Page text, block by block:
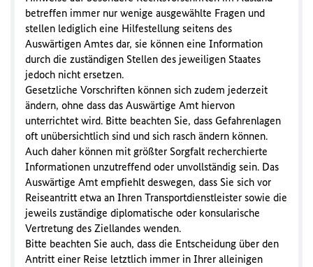
betreffen immer nur wenige ausgewählte Fragen und
stellen lediglich eine Hilfestellung seitens des
Auswärtigen Amtes dar, sie können eine Information
durch die zuständigen Stellen des jeweiligen Staates
jedoch nicht ersetzen.
Gesetzliche Vorschriften können sich zudem jederzeit
ändern, ohne dass das Auswärtige Amt hiervon
unterrichtet wird. Bitte beachten Sie, dass Gefahrenlagen
oft unübersichtlich sind und sich rasch ändern können.
Auch daher können mit größter Sorgfalt recherchierte
Informationen unzutreffend oder unvollständig sein. Das
Auswärtige Amt empfiehlt deswegen, dass Sie sich vor
Reiseantritt etwa an Ihren Transportdienstleister sowie die
jeweils zuständige diplomatische oder konsularische
Vertretung des Ziellandes wenden.
Bitte beachten Sie auch, dass die Entscheidung über den
Antritt einer Reise letztlich immer in Ihrer alleinigen